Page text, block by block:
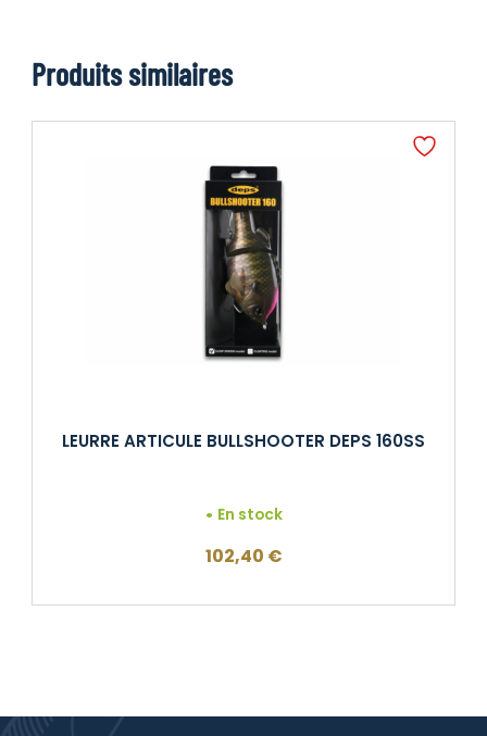
Produits similaires
LEURRE ARTICULE BULLSHOOTER DEPS 160SS
En stock
102,40 €